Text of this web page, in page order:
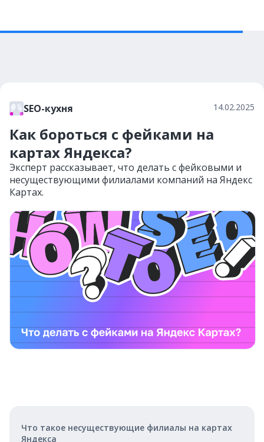
SEO-кухня 14.02.2025
Как бороться c фейками на
картах Яндекса?
Эксперт рассказывает, что делать с фейковыми и
несуществующими филиалами компаний на Яндекс
Картах.
Что такое несуществующие филиалы на картах
Яндекса